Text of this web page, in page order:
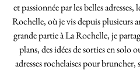
et passionnée par les belles adresses,
Rochelle, où je vis depuis plusieurs
grande partie à La Rochelle, je
plans, des idées de sorties en solo
adresses rochelaises pour